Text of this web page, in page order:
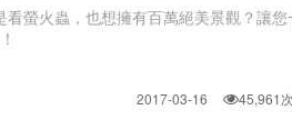
看螢火蟲，也想擁有百萬絕美景觀？讓您
2017-03-16 45,961